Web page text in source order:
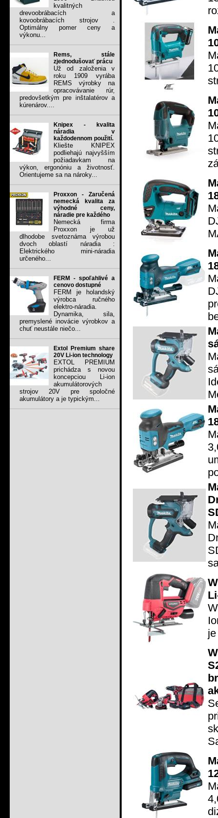
kvalitných
drevoobrábacích a
kovoobrábacích strojov .
Optimálny pomer ceny a
výkonu...
Rems, stále
zjednodušovať prácu
Už od založenia v
roku 1909 vyrába
REMS výrobky na
opracovávanie rúr,
predovšetkým pre inštalatérov a
kúrenárov....
Knipex - kvalita
náradia v
každodennom použití.
Kliešte KNIPEX
podliehajú najvyšším
požiadavkam na
výkon, ergonóniu a životnosť.
Orientujeme sa na nároky...
Proxxon - Zaručená
nemecká kvalita za
výhodné ceny,
náradie pre každého
Nemecká firma
Proxxon je už
dlhodobe svetoznáma výrobou
dvoch oblastí náradia :
Elektrického mini-náradia
určeného...
FERM - spoľahlivé a
cenovo dostupné
FERM je holandský
výrobca ručného
elektro-náradia.
Dynamika, sila,
premyslené inovácie výrobkov a
chuť neustále niečo...
Extol Premium share
20V Li-ion technology
EXTOL PREMIUM
prichádza s novou
koncepciou Li-ion
akumulátorových
strojov 20V pre spoločné
akumulátory a je typickým...